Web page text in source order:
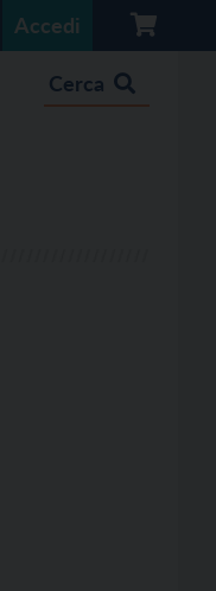
Accedi
Cerca